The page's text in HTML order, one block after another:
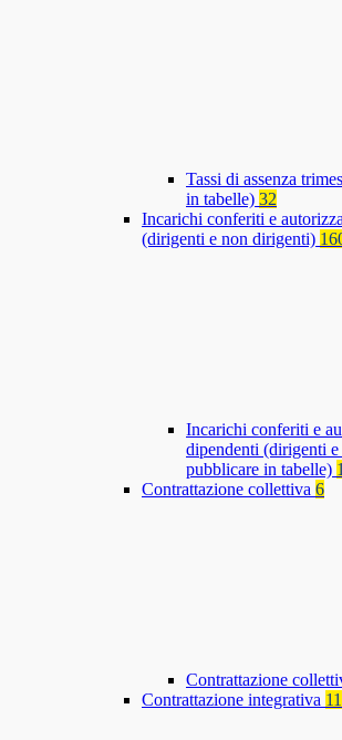
Tassi di assenza
in tabelle) 32
Incarichi conferiti e
(dirigenti e non dirigenti)
Incarichi conferiti e
dipendenti (dirigenti
pubblicare in tabelle)
Contrattazione collettiva 6
Contrattazione
Contrattazione integrativa 11